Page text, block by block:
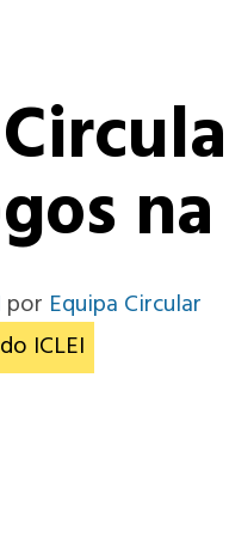
por Equipa Circular
ICLEI